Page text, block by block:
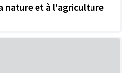
nature et à l'agriculture